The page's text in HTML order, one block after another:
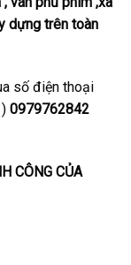
dựng trên toàn
số điện thoại
0979762842
CÔNG CỦA